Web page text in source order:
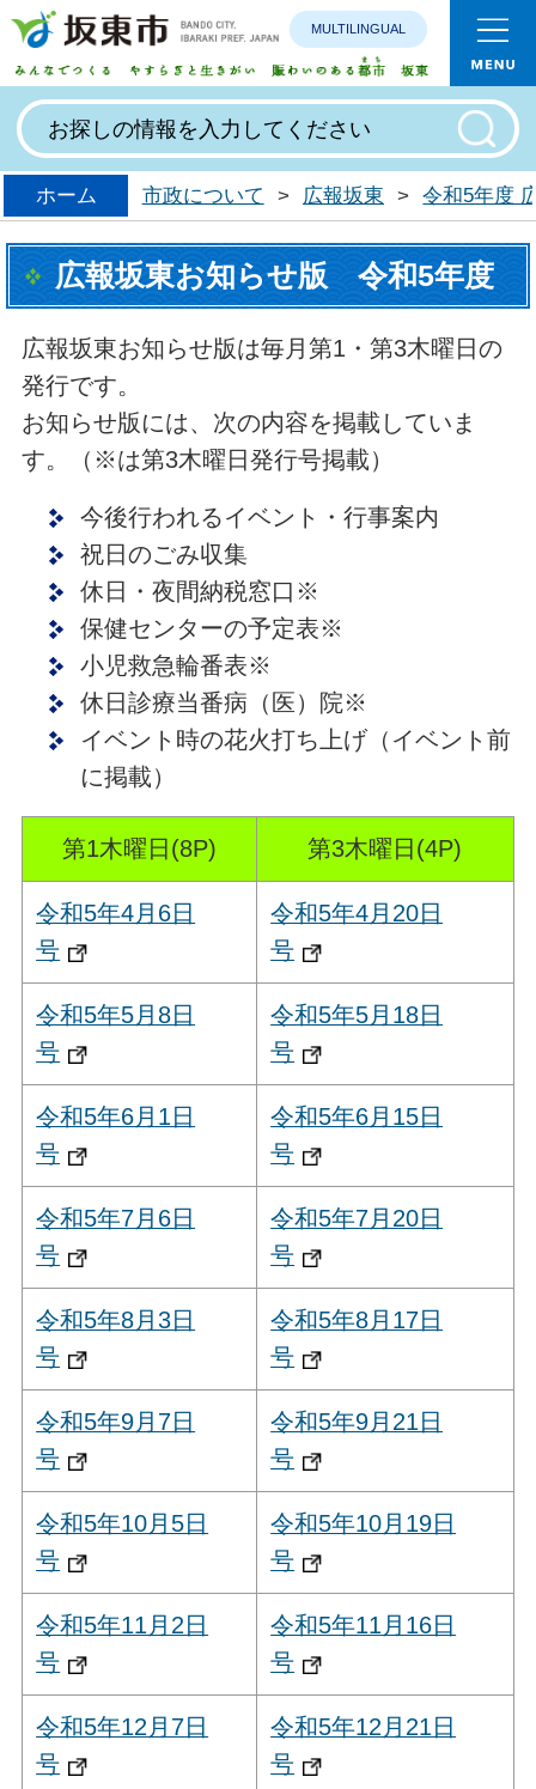
みんなで
MULTILINGUAL
ホーム 市政について > 広報坂東 > 令和5年度
広報坂東お知らせ版 令和5年度
広報坂東お知らせ版は毎月第1・第3木曜日の
発行です。
お知らせ版には、次の内容を掲載していま
す。（※は第3木曜日発行号掲載）
今後行われるイベント・行事案内
祝日のごみ収集
休日・夜間納税窓口※
保健センターの予定表※
小児救急輪番表※
休日診療当番病（医）院※
イベント時の花火打ち上げ（イベント前
に掲載）
第1木曜日(8P) 第3木曜日(4P)
令和5年4月6日
号
令和5年4月20日
号
令和5年5月8日
号
令和5年5月18日
号
令和5年6月1日
号
令和5年6月15日
号
令和5年7月6日
号
令和5年7月20日
号
令和5年8月3日
号
令和5年8月17日
号
令和5年9月7日
号
令和5年9月21日
号
令和5年10月5日
号
令和5年10月19日
号
令和5年11月2日
号
令和5年11月16日
号
令和5年12月7日
号
令和5年12月21日
号